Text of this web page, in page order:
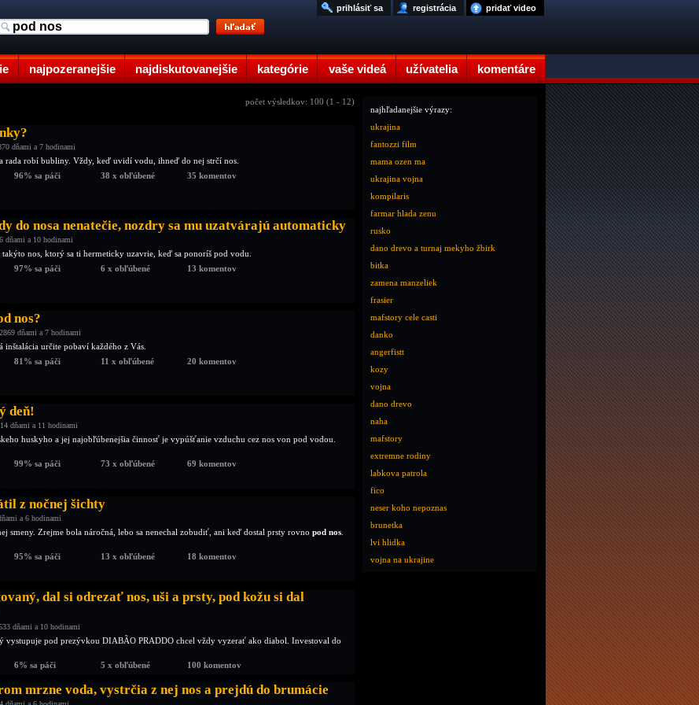
najpozeranejšie najdiskutovanejšie kategórie vaše videá užívatelia komentáre
pridať video
registrácia
prihlásiť sa
počet výsledkov: 100 (1 - 12)
dňami a 7 hodinami
rada robí bubliny. Vždy, keď uvidí vodu, ihneď do nej strčí nos.
96% sa páči 38 x obľúbené 35 komentov
do nosa nenatečie, nozdry sa mu uzatvárajú automaticky
dňami a 10 hodinami
nos, ktorý sa ti hermeticky uzavrie, keď sa ponoríš pod vodu.
97% sa páči 6 x obľúbené 13 komentov
nos?
dňami a 7 hodinami
inštalácia určite pobaví každého z Vás.
81% sa páči 11 x obľúbené 20 komentov
deň!
dňami a 11 hodinami
huskyho a jej najobľúbenejšia činnosť je vypúšťanie vzduchu cez nos von pod vodou.
99% sa páči 73 x obľúbené 69 komentov
z nočnej šichty
a 6 hodinami
smeny. Zrejme bola náročná, lebo sa nenechal zobudiť, ani keď dostal prsty rovno pod nos
95% sa páči 13 x obľúbené 18 komentov
dal si odrezať nos, uši a prsty, pod kožu si dal
dňami a 10 hodinami
vystupuje pod prezývkou DIABÃO PRADDO chcel vždy vyzerať ako diabol. Investoval do
6% sa páči 5 x obľúbené 100 komentov
mrzne voda, vystrčia z nej nos a prejdú do brumácie
najhľadanejšie výrazy:
ukrajina
fantozzi film
mama ozen ma
ukrajina vojna
kompilaris
farmar hlada zenu
rusko
dano drevo a turnaj mekyho žbirk
bitka
zamena manzeliek
frasier
mafstory cele casti
danko
angerfistt
kozy
vojna
dano drevo
naha
mafstory
extremne rodiny
labkova patrola
fico
neser koho nepoznas
brunetka
lvi hlidka
vojna na ukrajine